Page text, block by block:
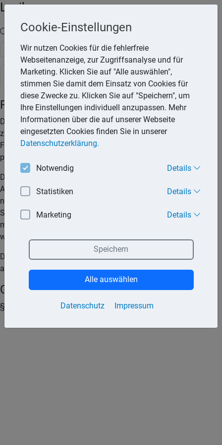
Lexika
Volltext-Suche in den Lexika
Suchen
Steuerlexikon
Fahrtkostenzuschüsse
Der Arbeitgeber kann für Fahrten seiner Arbeitnehmer
zwischen Wohnort und täglicher Arbeitsstätte einen
Fahrtkostenzuschuss zahlen. Dieser unterliegt einer
pauschalen Lohnsteuer von 15 %.
Der Zuschuss muss zusätzlich zum ohnehin geschuldeten
Arbeitslohn geleistet werden. Der Zuschuss darf den Betrag
nicht übersteigen, den der Arbeitnehmer nach § 9 Abs. 1
Satz 3 Nr. 4 und Abs. 2 EStG als Werbungskosten geltend
machen könnte, wenn die Bezüge nicht pauschal besteuert
würden.
Die pauschal besteuerten Fahrtkostenzuschüsse mindern die
abziehbaren Werbungskosten.
Gesetze und Urteile (Quellen)
§ 40 Abs. 2 Satz 2 EStG
Cookie-Einstellungen
Wir nutzen Cookies für die fehlerfreie
Webseitenanzeige, zur Zugriffsanalyse und für
Marketing. Klicken Sie auf "Alle auswählen",
stimmen Sie damit dem Einsatz von Cookies für
diese Zwecke zu. Klicken Sie auf "Speichern", um
Ihre Einstellungen individuell anzupassen. Mehr
Informationen über die auf unserer Webseite
eingesetzten Cookies finden Sie in unserer
Datenschutzerklärung.
Notwendig Details
Statistiken Details
Marketing Details
Datenschutz Impressum
Speichern
Alle auswählen